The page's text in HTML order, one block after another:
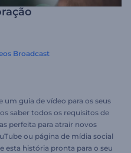
Broadcast
um guia de vídeo para os seus
saber todos os requisitos de
perfeita para atrair novos
ou página de mídia social
esta história pronta para o seu